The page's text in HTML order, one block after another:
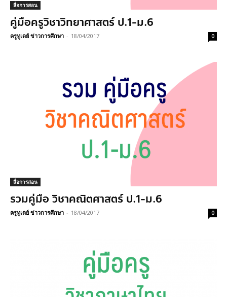
สื่อการสอน
คู่มือครูวิชาวิทยาศาสตร์ ป.1-ม.6
ครูทูเดย์ ข่าวการศึกษา - 18/04/2017 0
สื่อการสอน
รวมคู่มือ วิชาคณิตศาสตร์ ป.1-ม.6
ครูทูเดย์ ข่าวการศึกษา - 18/04/2017 0